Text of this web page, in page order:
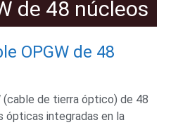
de 48 núcleos
OPGW de 48
(cable de tierra óptico) de 48
ópticas integradas en la